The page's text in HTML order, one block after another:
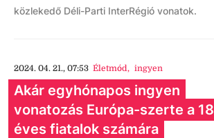
közlekedő Déli-Parti InterRégió vonatok.
2024. 04. 21., 07:53 Életmód, ingyen
Akár egyhónapos ingyen
vonatozás Európa-szerte a 18
éves fiatalok számára